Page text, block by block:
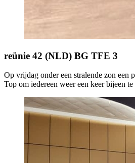
reünie 42 (NLD) BG TFE 3
Op vrijdag onder een stralende zon een
Top om iedereen weer een keer bijeen te